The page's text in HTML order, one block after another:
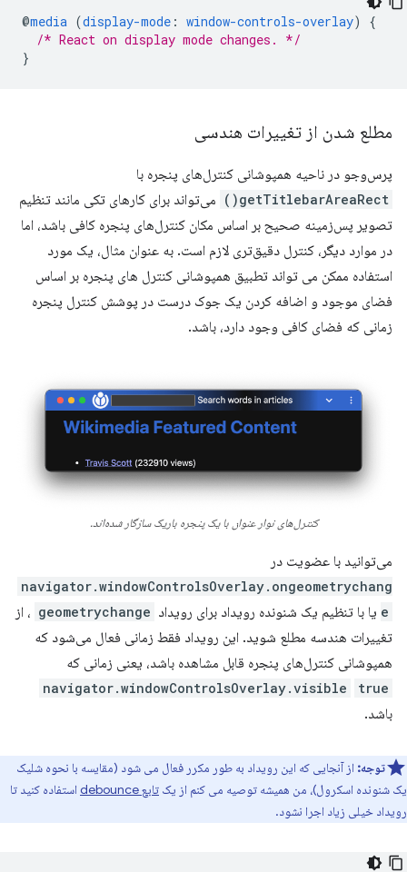
@media (display-mode : window-controls-overlay)
{
/* React on display mode changes. */
}
مطلع شدن از تغییرات هندسی
پرس‌وجو در ناحیه همپوشانی کنترل‌های پنجره با
getTitlebarAreaRect()
می‌تواند برای کارهای تکی مانند تنظیم
تصویر پس‌زمینه صحیح بر اساس مکان کنترل‌های پنجره کافی باشد، اما
در موارد دیگر، کنترل دقیق‌تری لازم است. به عنوان مثال، یک مورد
استفاده ممکن می تواند تطبیق همپوشانی کنترل های پنجره بر اساس
فضای موجود و اضافه کردن یک جوک درست در پوشش کنترل پنجره
زمانی که فضای کافی وجود دارد، باشد.
کنترل‌های نوار عنوان با یک پنجره باریک سازگار شده‌اند.
می‌توانید با عضویت در
navigator.windowControlsOverlay.ongeometrychang
e یا با تنظیم یک شنونده رویداد برای رویداد geometrychange ، از
تغییرات هندسه مطلع شوید. این رویداد فقط زمانی فعال می‌شود که
همپوشانی کنترل‌های پنجره قابل مشاهده باشد، یعنی زمانی که
navigator.windowControlsOverlay.visible true
باشد.
توجه: از آنجایی که این رویداد به طور مکرر فعال می شود (مقایسه با نحوه شلیک
یک شنونده اسکرول)، من همیشه توصیه می کنم از یک تابع debounce
استفاده کنید تا
رویداد خیلی زیاد اجرا نشود.